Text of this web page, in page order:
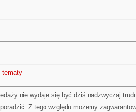
tematy
nie wydaje się być dziś nadzwyczaj
Z tego względu możemy